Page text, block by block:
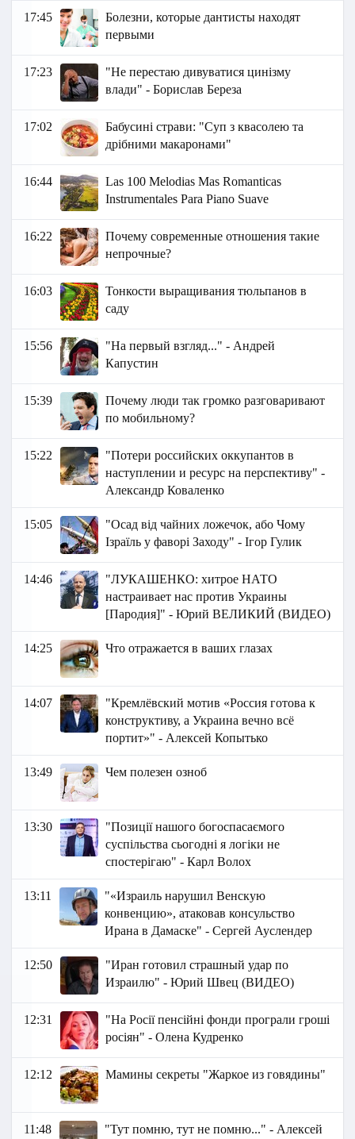
17:45
Болезни, которые дантисты находят
первыми
17:23
"Не перестаю дивуватися цинізму
влади" - Борислав Береза
17:02
Бабусині страви: "Суп з квасолею та
дрібними макаронами"
16:44
Las 100 Melodias Mas Romanticas
Instrumentales Para Piano Suave
16:22
Почему современные отношения такие
непрочные?
16:03
Тонкости выращивания тюльпанов в
саду
15:56
"На первый взгляд..." - Андрей
Капустин
15:39
Почему люди так громко разговаривают
по мобильному?
15:22
"Потери российских оккупантов в
наступлении и ресурс на перспективу" -
Александр Коваленко
15:05
"Осад від чайних ложечок, або Чому
Ізраїль у фаворі Заходу" - Ігор Гулик
14:46
"ЛУКАШЕНКО: хитрое НАТО
настраивает нас против Украины
[Пародия]" - Юрий ВЕЛИКИЙ (ВИДЕО)
14:25 Что отражается в ваших глазах
14:07
"Кремлёвский мотив «Россия готова к
конструктиву, а Украина вечно всё
портит»" - Алексей Копытько
13:49 Чем полезен озноб
13:30
"Позиції нашого богоспасаємого
суспільства сьогодні я логіки не
спостерігаю" - Карл Волох
13:11
"«Израиль нарушил Венскую
конвенцию», атаковав консульство
Ирана в Дамаске" - Сергей Ауслендер
12:50
"Иран готовил страшный удар по
Израилю" - Юрий Швец (ВИДЕО)
12:31
"На Росії пенсійні фонди програли гроші
росіян" - Олена Кудренко
12:12 Мамины секреты "Жаркое из говядины"
11:48 "Тут помню, тут не помню..." - Алексей